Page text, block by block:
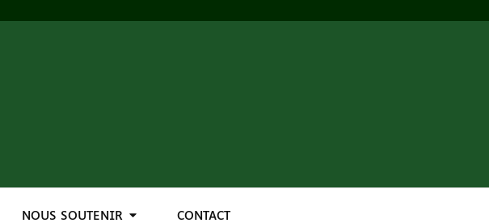
NOUS SOUTENIR CONTACT